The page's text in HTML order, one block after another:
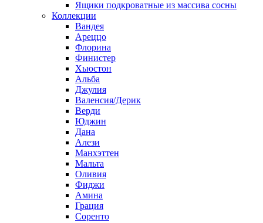
Ящики подкроватные из массива сосны
Коллекции
Вандея
Ареццо
Флорина
Финистер
Хьюстон
Альба
Джулия
Валенсия/Дерик
Верди
Юджин
Дана
Алези
Манхэттен
Мальта
Оливия
Фиджи
Амина
Грация
Соренто